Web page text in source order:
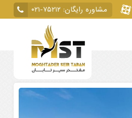
مشاوره رایگان: ۰۲۱-۷۵۲۱۲